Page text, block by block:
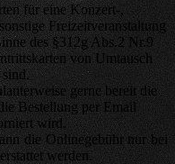
für eine Konzert-,
Freizeitveranstaltung
des §312g Abs.2 Nr.9
von Umtausch
sind.
gerne bereit die
Bestellung per Email
wird.
die Onlinegebühr nur bei
werden.